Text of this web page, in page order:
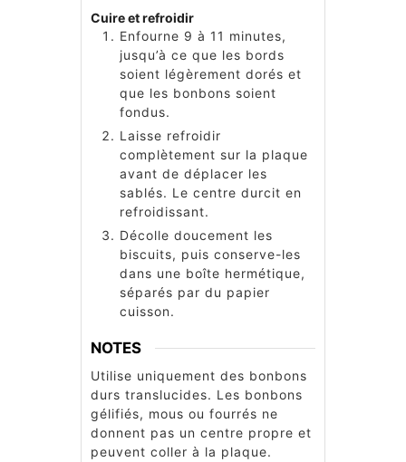
Cuire et refroidir
Enfourne 9 à 11 minutes,
jusqu’à ce que les bords
soient légèrement dorés et
que les bonbons soient
fondus.
Laisse refroidir
complètement sur la plaque
avant de déplacer les
sablés. Le centre durcit en
refroidissant.
Décolle doucement les
biscuits, puis conserve-les
dans une boîte hermétique,
séparés par du papier
cuisson.
NOTES
Utilise uniquement des bonbons
durs translucides. Les bonbons
gélifiés, mous ou fourrés ne
donnent pas un centre propre et
peuvent coller à la plaque.